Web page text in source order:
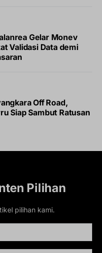
Gelar Monev
Validasi Data demi
Off Road,
Siap Sambut Ratusan
Pilihan
pilihan kami.